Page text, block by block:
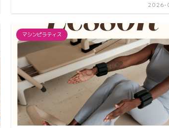
2026-
マシンピラティス